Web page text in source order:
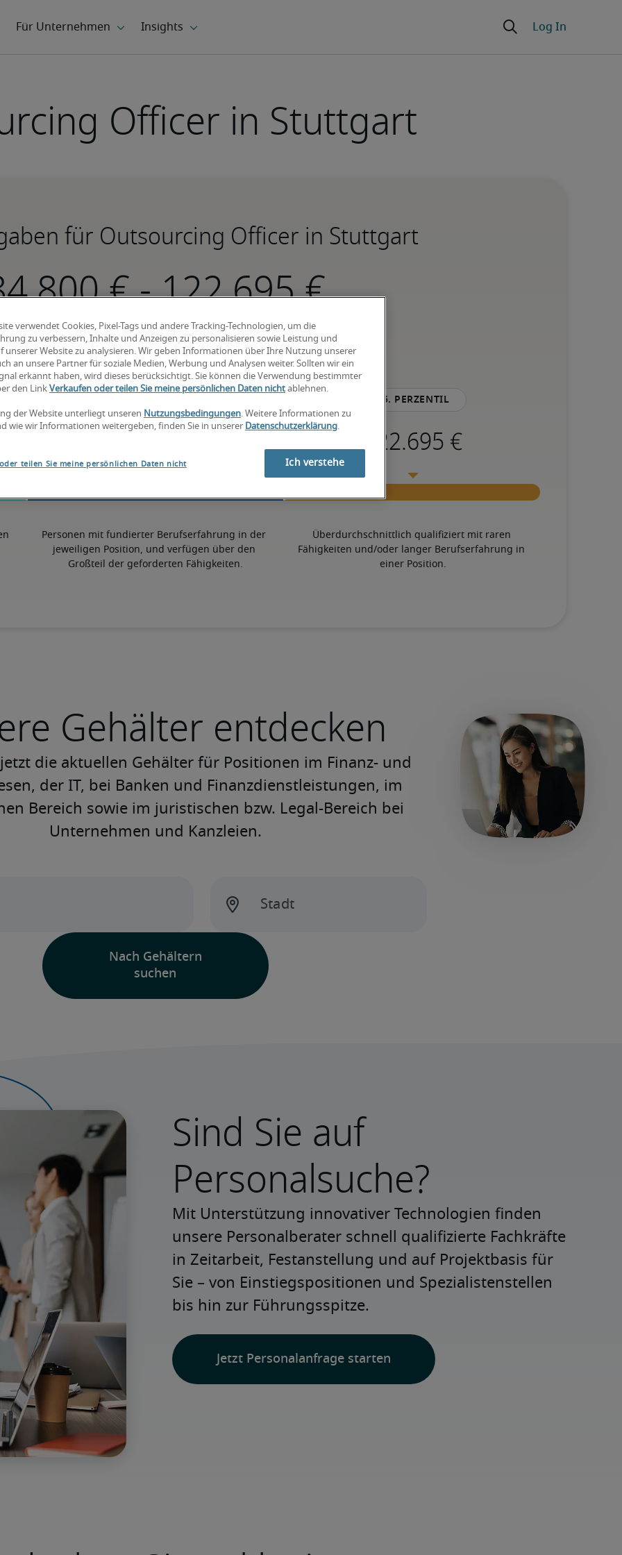
Officer in Stuttgart
für Outsourcing Officer in Stuttgart
-
6% höher als der nationale Durchschnitt
Personen mit fundierter Berufserfahrung in der
jeweiligen Position, und verfügen über den
Großteil der geforderten Fähigkeiten.
75. Perzentil
Überdurchschnittlich qualifiziert mit raren
Fähigkeiten und/oder langer Berufserfahrung in
einer Position.
Gehälter entdecken
Sind Sie auf
Personalsuche?
Mit Unterstützung innovativer Technologien finden
unsere Personalberater schnell qualifizierte Fachkräfte
in Zeitarbeit, Festanstellung und auf Projektbasis für
Sie – von Einstiegspositionen und Spezialistenstellen
bis hin zur Führungsspitze.
Jetzt Personalanfrage starten
verwendet Cookies, Pixel-Tags und andere Tracking-Technologien, um die
zu verbessern, Inhalte und Anzeigen zu personalisieren sowie Leistung und
unserer Website zu analysieren. Wir geben Informationen über Ihre Nutzung unserer
an unsere Partner für soziale Medien, Werbung und Analysen weiter. Sollten wir ein
erkannt haben, wird dieses berücksichtigt. Sie können die Verwendung bestimmter
den Link Verkaufen oder teilen Sie meine persönlichen Daten nicht ablehnen.
der Website unterliegt unseren Nutzungsbedingungen . Weitere Informationen zu
wie wir Informationen weitergeben, finden Sie in unserer Datenschutzerklärung
teilen Sie meine persönlichen Daten nicht Ich verstehe